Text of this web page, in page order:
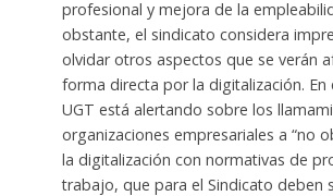
profesional y mejora de la
obstante, el sindicato considera
olvidar otros aspectos que se verán
forma directa por la digitalización. En
UGT está alertando sobre los
organizaciones empresariales a “no
la digitalización con normativas de
trabajo, que para el Sindicato deben